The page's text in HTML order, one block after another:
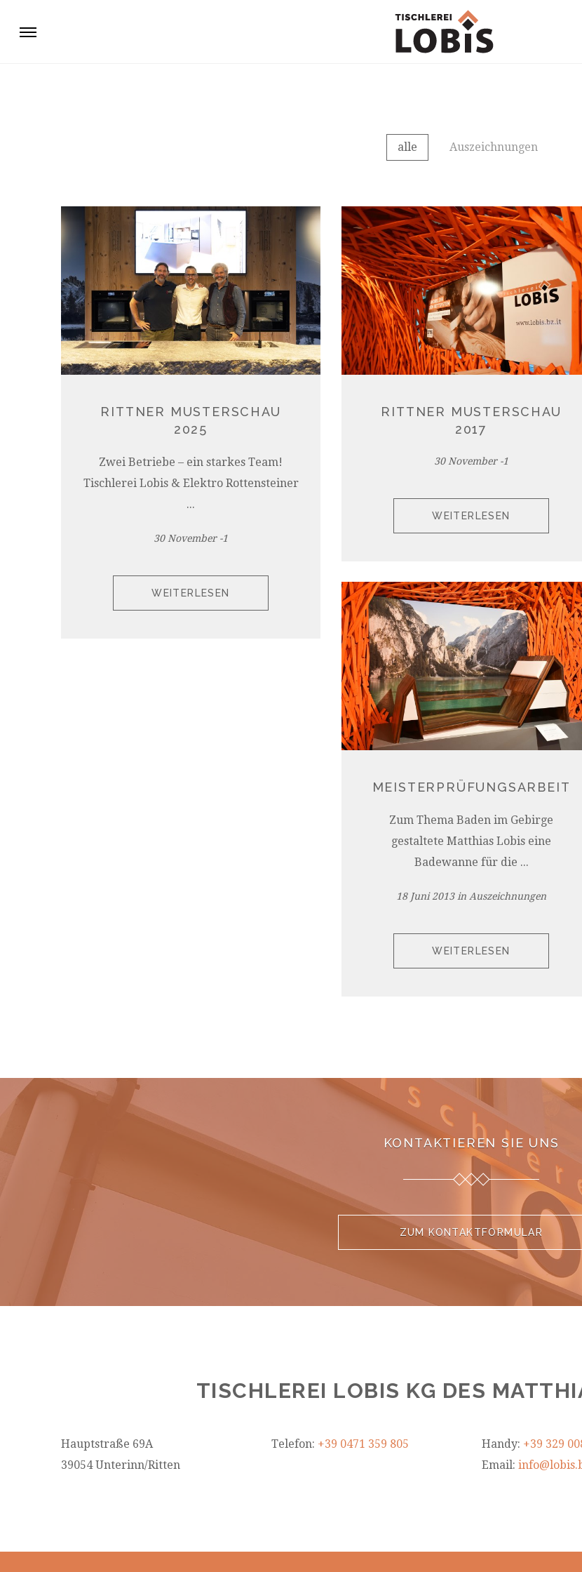
alle Auszeichnungen
RITTNER MUSTERSCHAU
2025
Zwei Betriebe – ein starkes Team!
Tischlerei Lobis & Elektro Rottensteiner
...
30 November -1
WEITERLESEN
RITTNER MUSTERSCHAU
2017
30 November -1
WEITERLESEN
MEISTERPRÜFUNGSARBEIT
Zum Thema Baden im Gebirge
gestaltete Matthias Lobis eine
Badewanne für die ...
18 Juni 2013in Auszeichnungen
WEITERLESEN
KONTAKTIEREN SIE UNS
ZUM KONTAKTFORMULAR
TISCHLEREI LOBIS KG DES
Hauptstraße 69A
39054 Unterinn/Ritten
Telefon: +39 0471 359 805 Handy: +39 329
Email: